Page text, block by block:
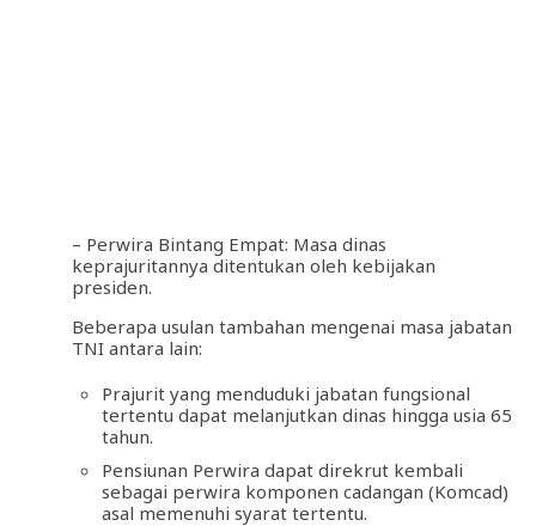
– Perwira Bintang Empat: Masa dinas
keprajuritannya ditentukan oleh kebijakan
presiden.
Beberapa usulan tambahan mengenai masa jabatan
TNI antara lain:
Prajurit yang menduduki jabatan fungsional
tertentu dapat melanjutkan dinas hingga usia 65
tahun.
Pensiunan Perwira dapat direkrut kembali
sebagai perwira komponen cadangan (Komcad)
asal memenuhi syarat tertentu.